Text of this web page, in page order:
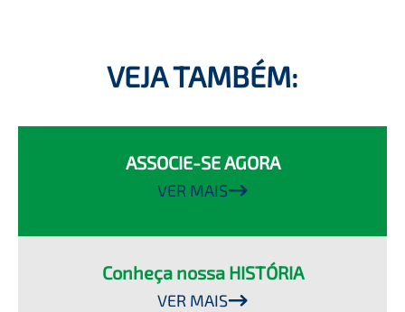
VEJA TAMBÉM:
ASSOCIE-SE AGORA
VER MAIS
Conheça nossa HISTÓRIA
VER MAIS